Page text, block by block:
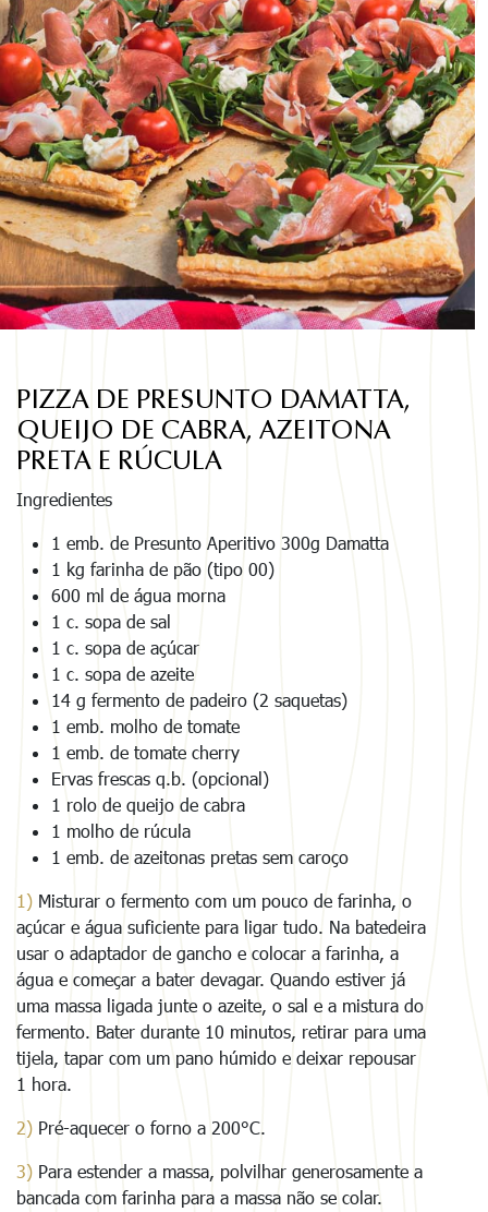
PIZZA DE PRESUNTO DAMATTA,
QUEIJO DE CABRA, AZEITONA
PRETA E RÚCULA
Ingredientes
1 emb. de Presunto Aperitivo 300g Damatta
1 kg farinha de pão (tipo 00)
600 ml de água morna
1 c. sopa de sal
1 c. sopa de açúcar
1 c. sopa de azeite
14 g fermento de padeiro (2 saquetas)
1 emb. molho de tomate
1 emb. de tomate cherry
Ervas frescas q.b. (opcional)
1 rolo de queijo de cabra
1 molho de rúcula
1 emb. de azeitonas pretas sem caroço
1) Misturar o fermento com um pouco de farinha, o
açúcar e água suficiente para ligar tudo. Na batedeira
usar o adaptador de gancho e colocar a farinha, a
água e começar a bater devagar. Quando estiver já
uma massa ligada junte o azeite, o sal e a mistura do
fermento. Bater durante 10 minutos, retirar para uma
tijela, tapar com um pano húmido e deixar repousar
1 hora.
2) Pré-aquecer o forno a 200°C.
3) Para estender a massa, polvilhar generosamente a
bancada com farinha para a massa não se colar.